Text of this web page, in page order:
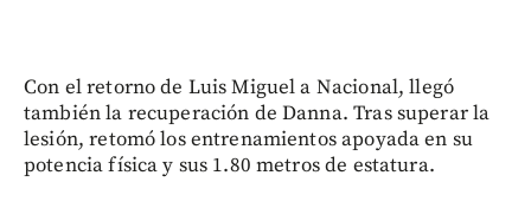
Con el retorno de Luis Miguel a Nacional, llegó
también la recuperación de Danna. Tras superar la
lesión, retomó los entrenamientos apoyada en su
potencia física y sus 1.80 metros de estatura.